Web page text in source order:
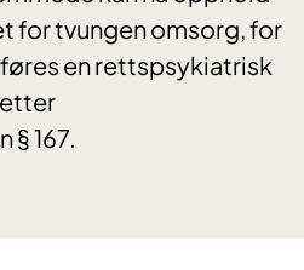
for tvungen omsorg, for
en rettspsykiatrisk
167.